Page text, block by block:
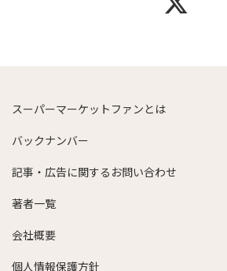
スーパーマーケットファンとは
バックナンバー
記事・広告に関するお問い合わせ
著者一覧
会社概要
個人情報保護方針